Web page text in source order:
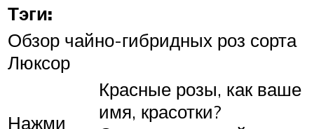
Тэги:
Обзор чайно-гибридных роз сорта
Люксор
Нажми
Красные розы, как ваше
имя, красотки?